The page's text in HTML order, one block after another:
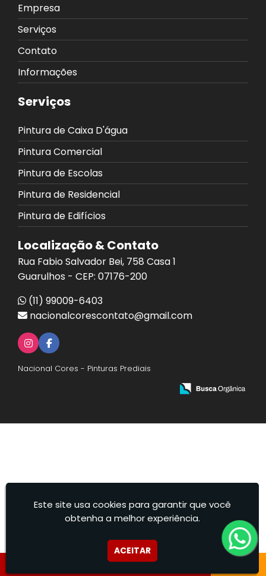
Empresa
Serviços
Contato
Informações
Serviços
Pintura de Caixa D'água
Pintura Comercial
Pintura de Escolas
Pintura de Residencial
Pintura de Edifícios
Localização & Contato
Rua Fabio Salvador Bei, 758 Casa 1
Guarulhos - CEP: 07176-200
(11) 99009-6403
nacionalcorescontato@gmail.com
Nacional Cores - Pinturas Prediais
Este site usa cookies para garantir que você
obtenha a melhor experiência.
ACEITAR